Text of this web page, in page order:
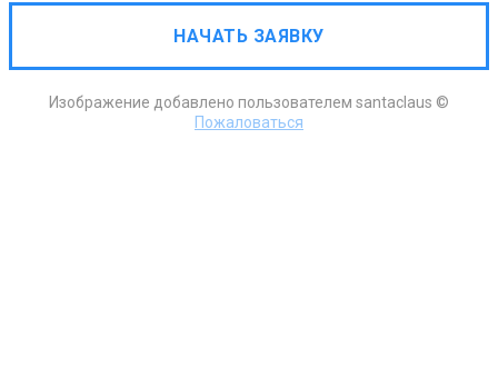
НАЧАТЬ ЗАЯВКУ
Изображение добавлено пользователем santaclaus ©
Пожаловаться